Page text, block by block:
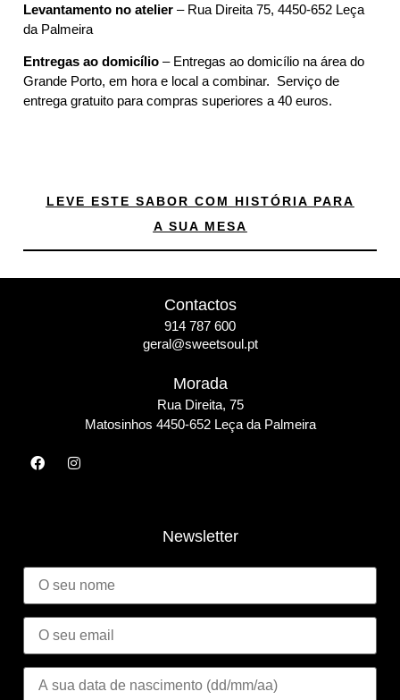
Levantamento no atelier – Rua Direita 75, 4450-652 Leça
da Palmeira
Entregas ao domicílio – Entregas ao domicílio na área do
Grande Porto, em hora e local a combinar. Serviço de
entrega gratuito para compras superiores a 40 euros.
LEVE ESTE SABOR COM HISTÓRIA PARA
A SUA MESA
Contactos
914 787 600
geral@sweetsoul.pt
Morada
Rua Direita, 75
Matosinhos 4450-652 Leça da Palmeira
Newsletter